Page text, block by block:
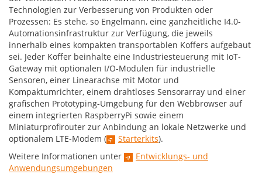
Technologien zur Verbesserung von Produkten oder
Prozessen: Es stehe, so Engelmann, eine ganzheitliche I4.0-
Automationsinfrastruktur zur Verfügung, die jeweils
innerhalb eines kompakten transportablen Koffers aufgebaut
sei. Jeder Koffer beinhalte eine Industriesteuerung mit IoT-
Gateway mit optionalen I/O-Modulen für industrielle
Sensoren, einer Linearachse mit Motor und
Kompaktumrichter, einem drahtloses Sensorarray und einer
grafischen Prototyping-Umgebung für den Webbrowser auf
einem integrierten RaspberryPi sowie einem
Miniaturprofirouter zur Anbindung an lokale Netzwerke und
optionalem LTE-Modem (
Starterkits).
Weitere Informationen unter
Entwicklungs- und
Anwendungsumgebungen